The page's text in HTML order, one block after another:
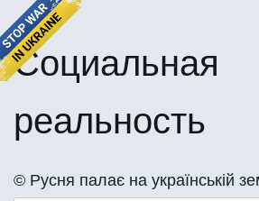
Социальная
реальность
©️ Русня палає на українській